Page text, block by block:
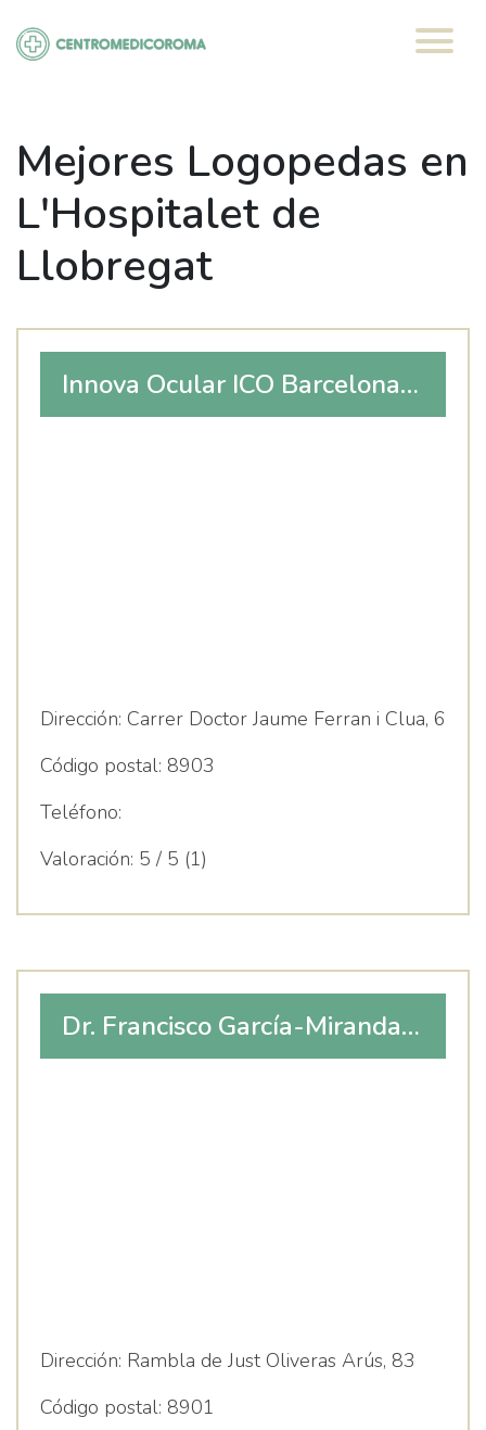
contenido
Mejores Logopedas en
L'Hospitalet de
Llobregat
Innova Ocular ICO Barcelona |
Dirección: Carrer Doctor Jaume Ferran i Clua, 6
Código postal: 8903
Teléfono:
Valoración: 5 / 5 (1)
Dr. Francisco García-Miranda
Dirección: Rambla de Just Oliveras Arús, 83
Código postal: 8901